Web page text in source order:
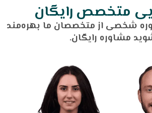
متخصص رایگان
شخصی از متخصصان ما بهره‌مند
مشاوره رایگان.